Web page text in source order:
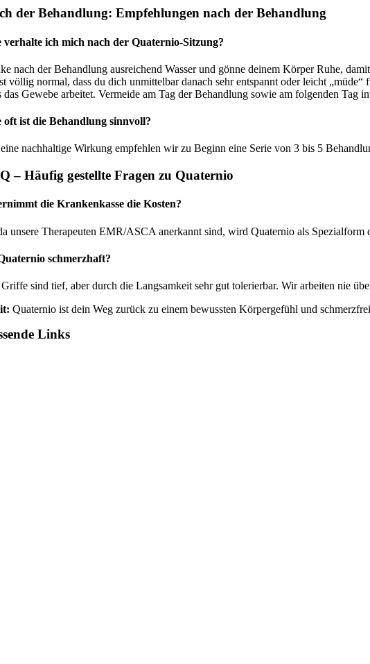
der Behandlung: Empfehlungen nach der Behandlung
verhalte ich mich nach der Quaternio-Sitzung?
nach der Behandlung ausreichend Wasser und gönne deinem Körper Ruhe,
völlig normal, dass du dich unmittelbar danach sehr entspannt oder leicht
das Gewebe arbeitet. Vermeide am Tag der Behandlung sowie am folgenden Tag
oft ist die Behandlung sinnvoll?
nachhaltige Wirkung empfehlen wir zu Beginn eine Serie von 3 bis 5
– Häufig gestellte Fragen zu Quaternio
die Krankenkasse die Kosten?
unsere Therapeuten EMR/ASCA anerkannt sind, wird Quaternio als Spezialform
schmerzhaft?
sind tief, aber durch die Langsamkeit sehr gut tolerierbar. Wir arbeiten nie
Quaternio ist dein Weg zurück zu einem bewussten Körpergefühl und
Links